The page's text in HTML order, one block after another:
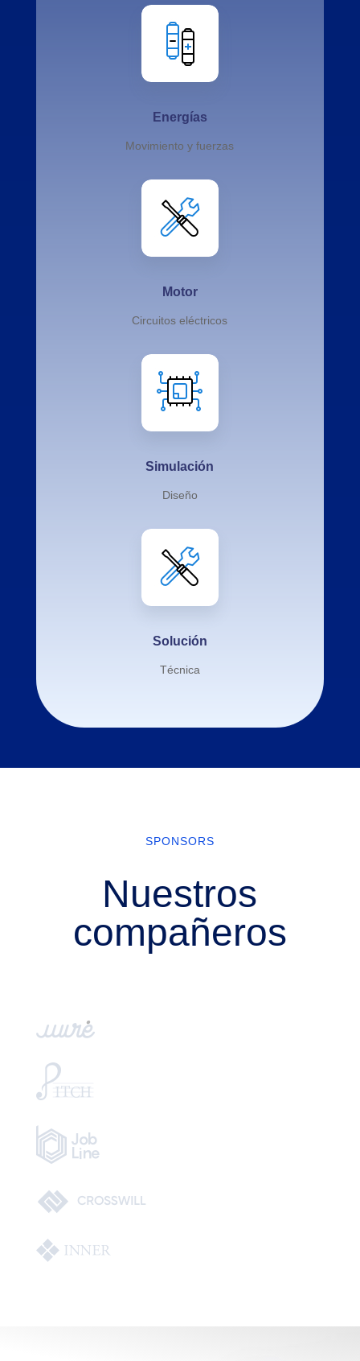
Energías
Movimiento y fuerzas
Motor
Circuitos eléctricos
Simulación
Diseño
Solución
Técnica
SPONSORS
Nuestros
compañeros